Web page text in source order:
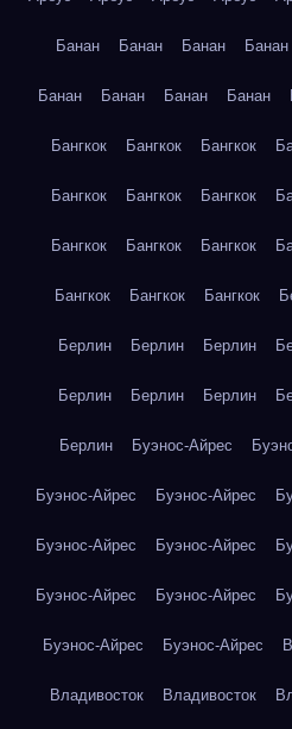
Банан Банан Банан Банан
Банан Банан Банан Банан
Бангкок Бангкок Бангкок
Бангкок Бангкок Бангкок
Бангкок Бангкок Бангкок
Бангкок Бангкок Бангкок
Берлин Берлин Берлин
Берлин Берлин Берлин
Берлин Буэнос-Айрес
Буэнос-Айрес Буэнос-Айрес
Буэнос-Айрес Буэнос-Айрес
Буэнос-Айрес Буэнос-Айрес
Буэнос-Айрес Буэнос-Айрес
Владивосток Владивосток